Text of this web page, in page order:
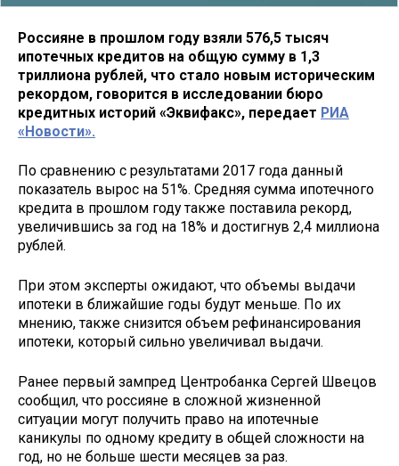
Россияне в прошлом году взяли 576,5 тысяч
ипотечных кредитов на общую сумму в 1,3
триллиона рублей, что стало новым историческим
рекордом, говорится в исследовании бюро
кредитных историй «Эквифакс», передает РИА
«Новости».
По сравнению с результатами 2017 года данный
показатель вырос на 51%. Средняя сумма ипотечного
кредита в прошлом году также поставила рекорд,
увеличившись за год на 18% и достигнув 2,4 миллиона
рублей.
При этом эксперты ожидают, что объемы выдачи
ипотеки в ближайшие годы будут меньше. По их
мнению, также снизится объем рефинансирования
ипотеки, который сильно увеличивал выдачи.
Ранее первый зампред Центробанка Сергей Швецов
сообщил, что россияне в сложной жизненной
ситуации могут получить право на ипотечные
каникулы по одному кредиту в общей сложности на
год, но не больше шести месяцев за раз.